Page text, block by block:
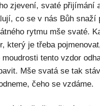
zjevení, svaté přijímání
co se v nás Bůh snaží
rytmu mše svaté.
který je třeba
moudrosti tento vzdor
Mše svatá se tak
čeho se vzdáme.